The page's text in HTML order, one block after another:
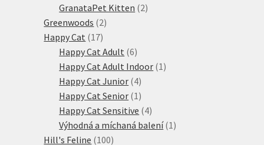
produktů
GranataPet Kitten 22
Greenwoods 22
Happy Cat 1717
produktů
Happy Cat Adult 66
produktů
Happy Cat Adult Indoor 1 1
Happy Cat Junior 44
produkty
Happy Cat Senior 1 1
produkt
Happy Cat Sensitive 44
produkty
Výhodná a míchaná balení 1 1
Hill's Feline 100100